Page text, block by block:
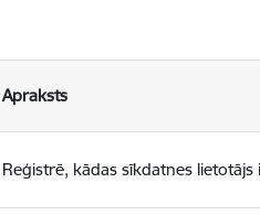
Apraksts
Reģistrē, kādas sīkdatnes lietotājs